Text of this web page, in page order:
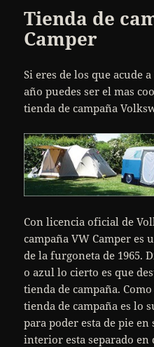
Tienda de
Camper
Si eres de los que acude
año puedes ser el mas
tienda de campaña
Con licencia oficial de
campaña VW Camper es
de la furgoneta de 1965.
o azul lo cierto es que
tienda de campaña.
tienda de campaña es lo
para poder esta de pie
interior esta separado en